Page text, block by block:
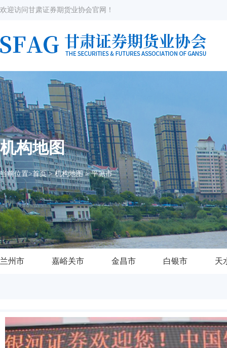
欢迎访问甘肃证券期货业协会官网！
机构地图
当前位置>首页>机构地图>平凉市
兰州市 嘉峪关市 金昌市 白银市 天